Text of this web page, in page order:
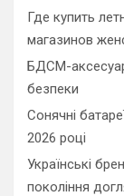
Где купить
магазинов
БДСМ-
безпеки
Сонячні
2026 році
Українські
покоління